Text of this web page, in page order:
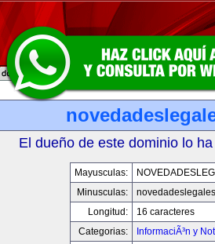
El dueño de este dominio lo
Mayusculas:
Minusculas:
Longitud:
16 caracteres
Categorias:
InformaciÃ³n y